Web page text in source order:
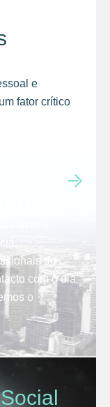
e
fator crítico
carreira
do
com o dia
o